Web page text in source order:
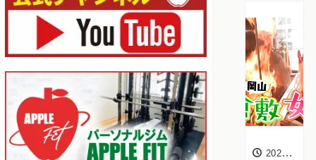
＆コー
ヒ
ー」、
42周年
記念フ
ェア開
催中
2024年4月24日